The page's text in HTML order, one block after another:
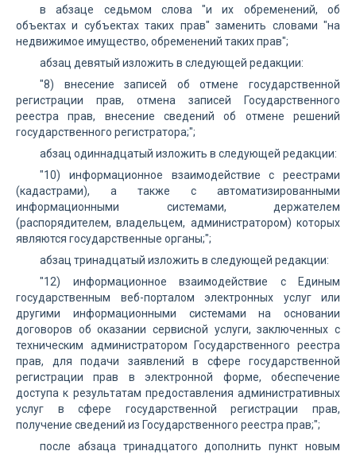
в абзаце седьмом слова "и их обременений, об
объектах и субъектах таких прав" заменить словами "на
недвижимое имущество, обременений таких прав";
абзац девятый изложить в следующей редакции:
"8) внесение записей об отмене государственной
регистрации прав, отмена записей Государственного
реестра прав, внесение сведений об отмене решений
государственного регистратора;";
абзац одиннадцатый изложить в следующей редакции:
"10) информационное взаимодействие с реестрами
(кадастрами), а также с автоматизированными
информационными системами, держателем
(распорядителем, владельцем, администратором) которых
являются государственные органы;";
абзац тринадцатый изложить в следующей редакции:
"12) информационное взаимодействие с Единым
государственным веб-порталом электронных услуг или
другими информационными системами на основании
договоров об оказании сервисной услуги, заключенных с
техническим администратором Государственного реестра
прав, для подачи заявлений в сфере государственной
регистрации прав в электронной форме, обеспечение
доступа к результатам предоставления административных
услуг в сфере государственной регистрации прав,
получение сведений из Государственного реестра прав;";
после абзаца тринадцатого дополнить пункт новым